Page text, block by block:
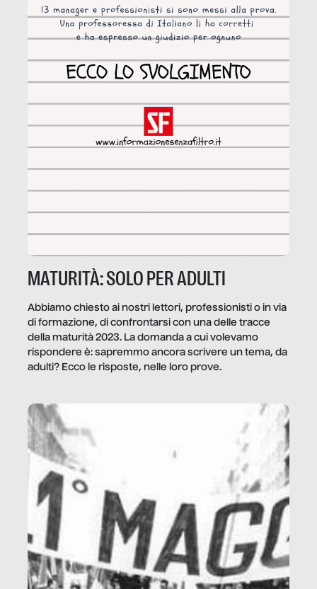
MATURITÀ: SOLO PER ADULTI
Abbiamo chiesto ai nostri lettori, professionisti o in via
di formazione, di confrontarsi con una delle tracce
della maturità 2023. La domanda a cui volevamo
rispondere è: sapremmo ancora scrivere un tema, da
adulti? Ecco le risposte, nelle loro prove.